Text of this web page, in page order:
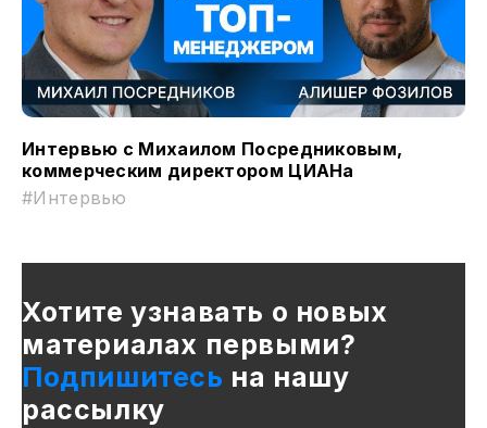
Интервью с Михаилом Посредниковым,
коммерческим директором ЦИАНа
#Интервью
Хотите узнавать о новых
материалах первыми?
Подпишитесь на нашу
рассылку